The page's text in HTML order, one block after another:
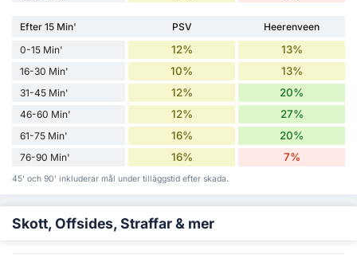
Efter 15 Min' PSV
Heerenveen
0-15 Min'
12% 13%
16-30 Min' 10% 13%
31-45 Min' 12% 20%
46-60 Min' 12% 27%
61-75 Min' 16% 20%
76-90 Min' 16% 7%
45' och 90' inkluderar mål under tilläggstid efter skada.
Skott, Offsides, Straffar & mer